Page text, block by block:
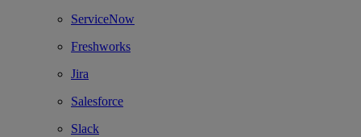
ServiceNow
Freshworks
Jira
Salesforce
Slack